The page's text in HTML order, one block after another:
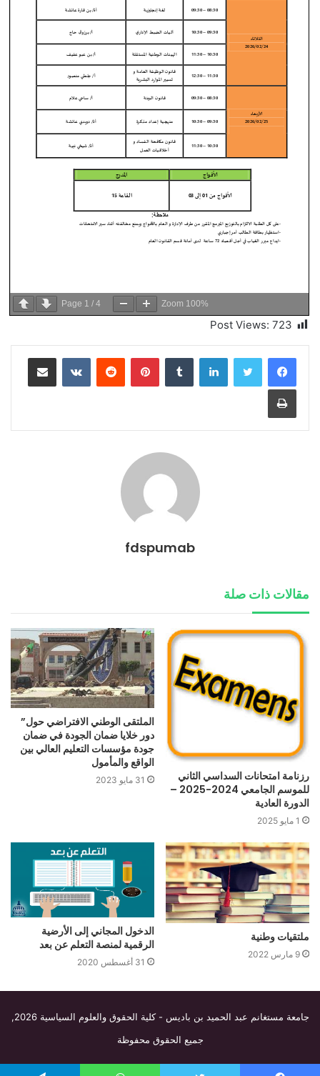
Page 1 / 4 Zoom 100%
Post Views: 723
لينكدإن بينتيريست مشاركة عبر البريد
طباعة
fdspumab
مقالات ذات صلة
رزنامة امتحانات السداسي الثاني
للموسم الجامعي 2024-2025 –
الدورة العادية
1 مايو 2025
الملتقى الوطني الافتراضي حول”
دور خلايا ضمان الجودة في ضمان
جودة مؤسسات التعليم العالي بين
الواقع والمأمول
31 مايو 2023
ملتقيات وطنية
9 مارس 2022
الدخول المجاني إلى الأرضية
الرقمية لمنصة التعلم عن بعد
31 أغسطس 2020
جامعة مستغانم عبد الحميد بن باديس - كلية الحقوق والعلوم السياسية
2026,
جميع الحقوق محفوظة